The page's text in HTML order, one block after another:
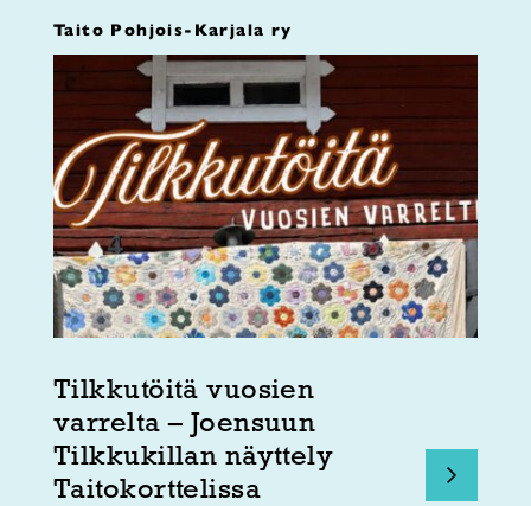
Taito Pohjois-Karjala ry
Tilkkutöitä vuosien
varrelta – Joensuun
Tilkkukillan näyttely
Taitokorttelissa